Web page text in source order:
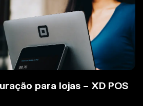
para lojas – XD POS